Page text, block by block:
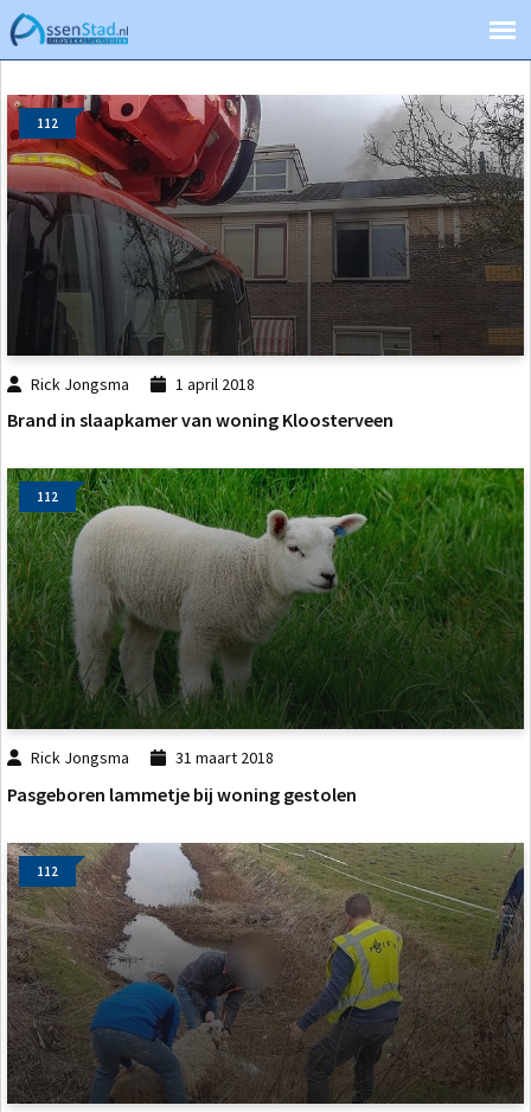
112
Rick Jongsma 1 april 2018
Brand in slaapkamer van woning Kloosterveen
112
Rick Jongsma 31 maart 2018
Pasgeboren lammetje bij woning gestolen
112